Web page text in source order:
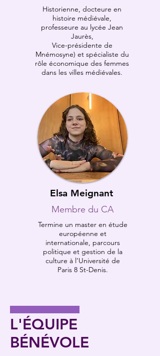
Historienne, docteure en
histoire médiévale,
professeure au lycée Jean
Jaurès,
Vice-présidente de
Mnémosyne) et spécialiste du
rôle économique des femmes
dans les villes médiévales.
Elsa Meignant
Membre du CA
Termine un master en étude
européenne et
internationale, parcours
politique et gestion de la
culture à l’Université de
Paris 8 St-Denis.
L'ÉQUIPE
BÉNÉVOLE